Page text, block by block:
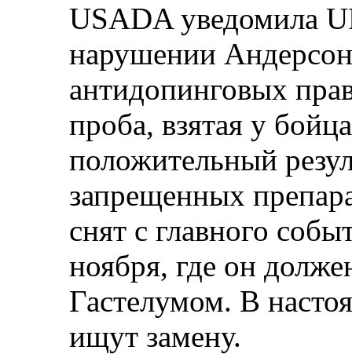
USADA уведомила
нарушении
антидопинговых
проба, взятая у
положительный
запрещенных
снят с главного
ноября, где он
Гастелумом. В
ищут замену.